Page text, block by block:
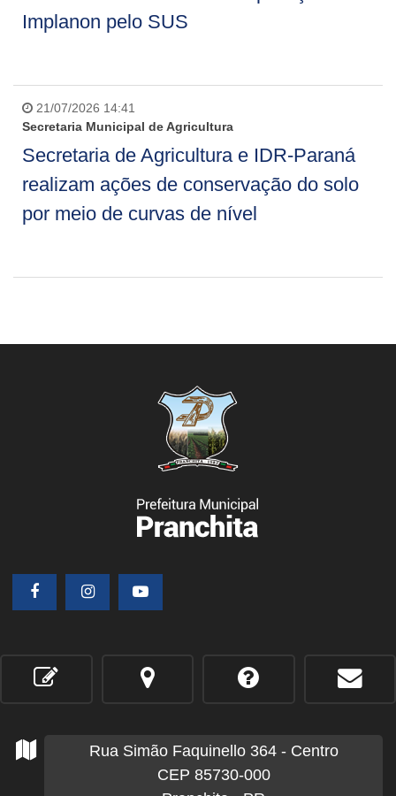
Implanon pelo SUS
21/07/2026 14:41
Secretaria Municipal de Agricultura
Secretaria de Agricultura e IDR-Paraná
realizam ações de conservação do solo
por meio de curvas de nível
Rua Simão Faquinello 364 - Centro
CEP 85730-000